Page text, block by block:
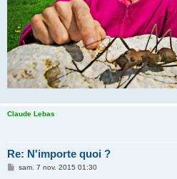
Claude Lebas
Re: N'importe quoi ?
Msam. 7 nov. 2015 01:30